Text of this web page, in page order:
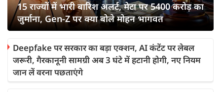
15 राज्यों में भारी बारिश अलर्ट, मेटा पर 5400 करोड़ का
जुर्माना, Gen-Z पर क्या बोले मोहन भागवत
Deepfake पर सरकार का बड़ा एक्शन, AI कंटेंट पर लेबल
जरूरी, गैरकानूनी सामग्री अब 3 घंटे में हटानी होगी, नए नियम
जान लें वरना पछताएंगे